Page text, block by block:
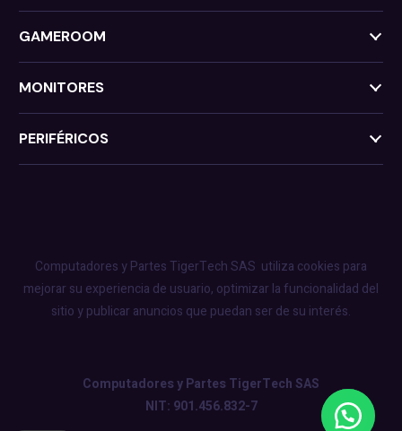
GAMEROOM
MONITORES
PERIFÉRICOS
Computadores y Partes TigerTech SAS utiliza cookies para
mejorar su experiencia de usuario, optimizar la funcionalidad del
sitio y publicar anuncios que puedan ser de su interés.
Computadores y Partes TigerTech SAS
NIT: 901.456.832-7